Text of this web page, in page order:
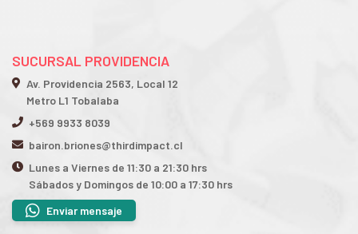
SUCURSAL PROVIDENCIA
Av. Providencia 2563, Local 12
Metro L1 Tobalaba
+569 9933 8039
bairon.briones@thirdimpact.cl
Lunes a Viernes de 11:30 a 21:30 hrs
Sábados y Domingos de 10:00 a 17:30 hrs
Enviar mensaje